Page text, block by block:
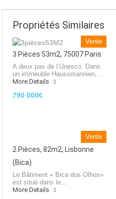
Propriétés Similaires
Vente
3 Pièces 53m2, 75007 Paris
A deux pas de l’Unesco. Dans
un immeuble Haussmannien,…
More Details
790 000€
Vente
2 Pièces, 82m2, Lisbonne
(Bica)
Le Bâtiment « Bica dos Olhos»
est situé dans le…
More Details